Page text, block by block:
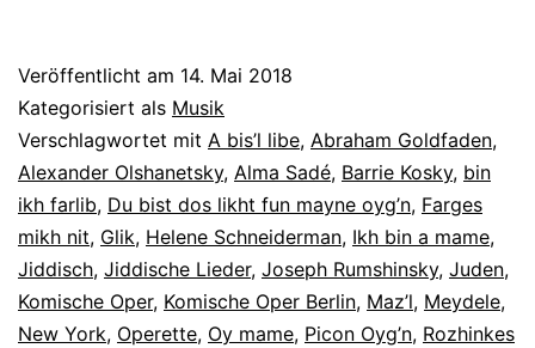
Veröffentlicht am 14. Mai 2018
Kategorisiert als Musik
Verschlagwortet mit A bis’l libe, Abraham Goldfaden,
Alexander Olshanetsky, Alma Sadé, Barrie Kosky, bin
ikh farlib, Du bist dos likht fun mayne oyg’n, Farges
mikh nit, Glik, Helene Schneiderman, Ikh bin a mame,
Jiddisch, Jiddische Lieder, Joseph Rumshinsky, Juden,
Komische Oper, Komische Oper Berlin, Maz’l, Meydele,
New York, Operette, Oy mame, Picon Oyg’n, Rozhinkes